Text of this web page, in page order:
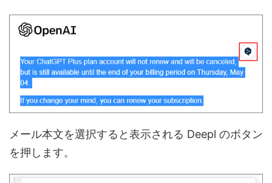
メール本文を選択すると表示される Deepl のボタン
を押します。